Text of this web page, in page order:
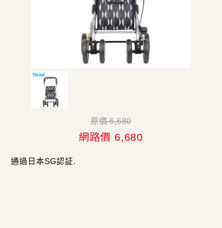
原價 6,680
網路價 6,680
通過日本SG認証.